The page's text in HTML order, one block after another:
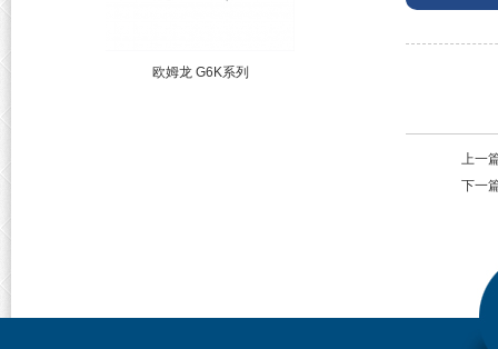
欧姆龙 G6K系列
上一
下一